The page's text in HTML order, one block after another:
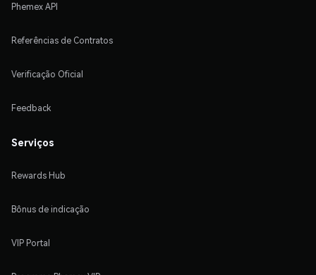
Phemex API
Referências de Contratos
Verificação Oficial
Feedback
Serviços
Rewards Hub
Bônus de indicação
VIP Portal